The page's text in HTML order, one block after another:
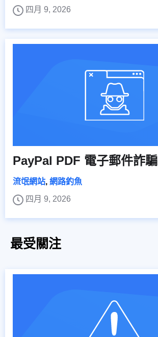
四月 9, 2026
PayPal PDF 電子郵件詐騙
流氓網站, 網路釣魚
四月 9, 2026
最受關注